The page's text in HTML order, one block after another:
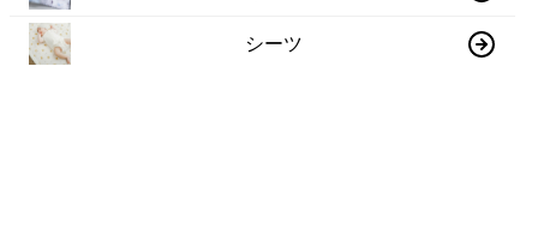
シーツ